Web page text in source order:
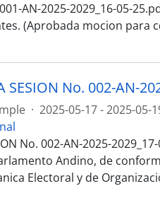
AN-2025-2029_16-05-
(Aprobada mocion para
· 2025-05-17 - 2025-05-
No. 002-AN-2025-
Andino, de
Electoral y de